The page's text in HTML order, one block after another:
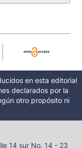
en esta editorial
declarados por la
otro propósito ni
14 sur No. 14 - 23